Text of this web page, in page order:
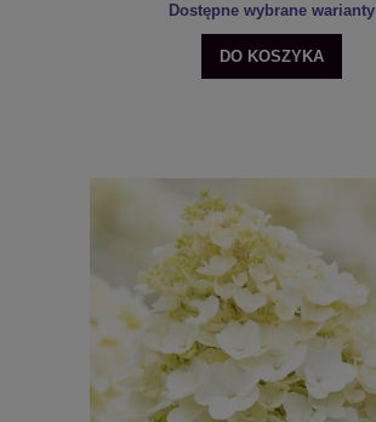
Dostępne wybrane warianty
DO KOSZYKA